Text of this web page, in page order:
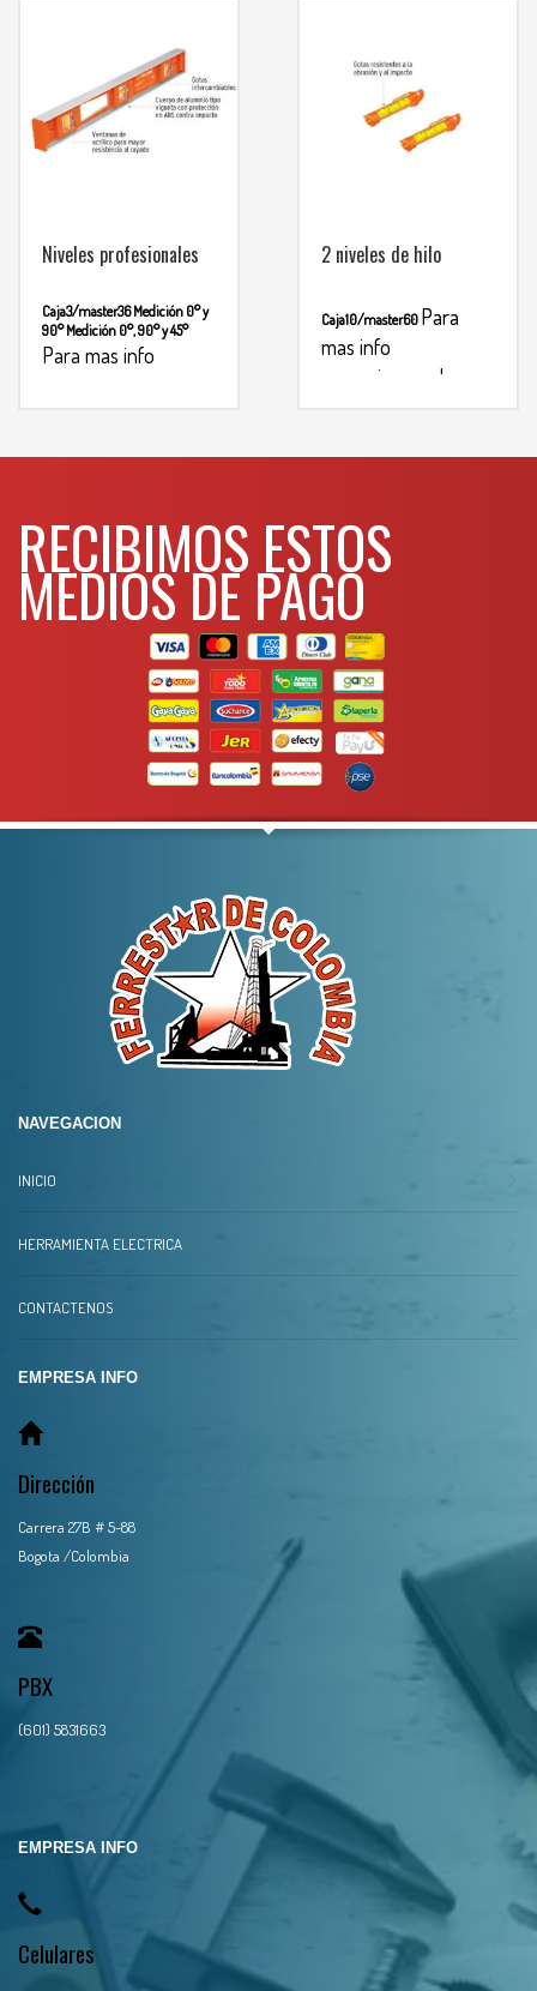
Niveles profesionales
Caja3/master36 Medición 0° y
90° Medición 0°, 90° y 45°
Para mas info
2 niveles de hilo
Caja10/master60 Para
mas info
comunicarse al
RECIBIMOS ESTOS
MEDIOS DE PAGO
NAVEGACION
INICIO
HERRAMIENTA ELECTRICA
CONTACTENOS
EMPRESA INFO
Dirección
Carrera 27B # 5-88
Bogota /Colombia
PBX
(601) 5831663
EMPRESA INFO
Celulares